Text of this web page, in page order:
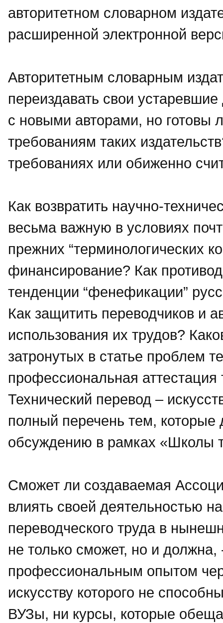
авторитетном словарном
расширенной электронной
Авторитетным словарным
переиздавать свои
с новыми авторами, но готовы
требованиям таких
требованиях или обиженно
Как возвратить научно-
весьма важную в условиях
прежних “терминологических
финансирование? Как
тенденции “фенефикации”
Как защитить переводчиков и
использования их трудов?
затронутых в статье проблем
профессиональная аттестация
Технический перевод –
полный перечень тем, которые
обсуждению в рамках «Школы
Сможет ли создаваемая
влиять своей деятельностью
переводческого труда в
не только сможет, но и
профессиональным опытом
искусству которого не
ВУЗы, ни курсы, которые